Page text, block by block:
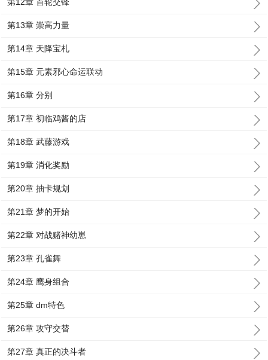
第13章 崇高力量
第14章 天降宝札
第15章 元素邪心命运联动
第16章 分别
第17章 初临鸡酱的店
第18章 武藤游戏
第19章 消化奖励
第20章 抽卡规划
第21章 梦的开始
第22章 对战赌神幼崽
第23章 孔雀舞
第24章 鹰身组合
第25章 dm特色
第26章 攻守交替
第27章 真正的决斗者